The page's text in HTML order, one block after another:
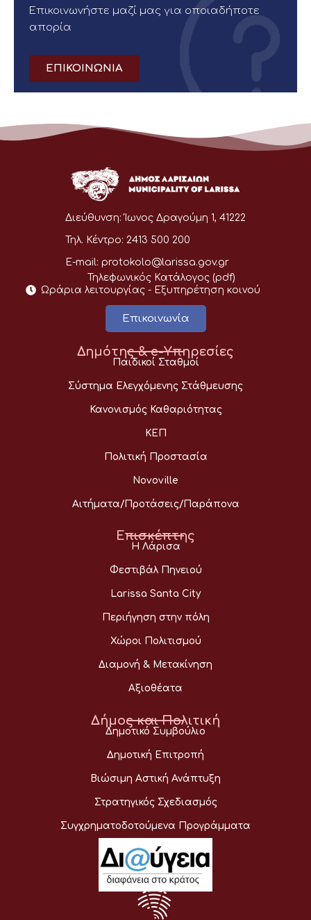
Επικοινωνήστε μαζί μας για οποιαδήποτε
απορία
ΕΠΙΚΟΙΝΩΝΙΑ
Διεύθυνση: Ίωνος Δραγούμη 1, 41222
Τηλ. Κέντρο: 2413 500 200
E-mail: protokolo@larissa.gov.gr
Τηλεφωνικός Κατάλογος (pdf)
Ωράρια λειτουργίας - Eξυπηρέτηση κοινού
Επικοινωνία
Δημότης & e-Υπηρεσίες
Παιδικοί Σταθμοί
Σύστημα Ελεγχόμενης Στάθμευσης
Κανονισμός Καθαριότητας
ΚΕΠ
Πολιτική Προστασία
Novoville
Αιτήματα/Προτάσεις/Παράπονα
Επισκέπτης
Η Λάρισα
Φεστιβάλ Πηνειού
Larissa Santa City
Περιήγηση στην πόλη
Χώροι Πολιτισμού
Διαμονή & Μετακίνηση
Αξιοθέατα
Δήμος και Πολιτική
Δημοτικό Συμβούλιο
Δημοτική Επιτροπή
Βιώσιμη Αστική Ανάπτυξη
Στρατηγικός Σχεδιασμός
Συγχρηματοδοτούμενα Προγράμματα